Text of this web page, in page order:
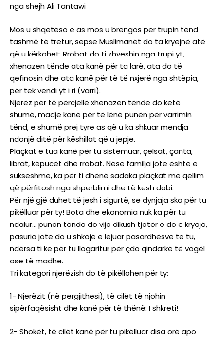
nga shejh Ali Tantawi
Mos u shqetëso e as mos u brengos per trupin tënd
tashmë të tretur, sepse Muslimanët do ta kryejnë atë
që u kërkohet: Rrobat do ti zhveshin nga trupi yt,
xhenazen tënde ata kanë për ta larë, ata do të
qefinosin dhe ata kanë për të të nxjerë nga shtëpia,
për tek vendi yt i ri (varri).
Njerëz për të përcjellë xhenazen tënde do ketë
shumë, madje kanë për të lënë punën për varrimin
tënd, e shumë prej tyre as që u ka shkuar mendja
ndonjë ditë për këshillat që u jepje.
Plaçkat e tua kanë për tu sistemuar, çelsat, çanta,
librat, këpucët dhe rrobat. Nëse familja jote është e
sukseshme, ka për ti dhënë sadaka plaçkat me qellim
që përfitosh nga shperblimi dhe të kesh dobi.
Për një gjë duhet të jesh i sigurtë, se dynjaja ska për tu
pikëlluar për ty! Bota dhe ekonomia nuk ka për tu
ndalur… punën tënde do vijë dikush tjetër e do e kryejë,
pasuria jote do u shkojë e lejuar pasardhësve të tu,
ndërsa ti ke për tu llogaritur për çdo qindarkë të vogël
ose të madhe.
Tri kategori njerëzish do të pikëllohen për ty:
1- Njerëzit (në pergjithesi), të cilët të njohin
sipërfaqësisht dhe kanë për të thënë: I shkreti!
2- Shokët, të cilët kanë për tu pikëlluar disa orë apo